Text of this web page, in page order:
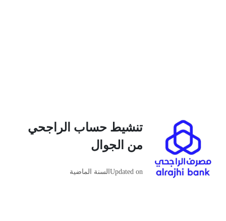
تنشيط حساب الراجحي
من الجوال
Updated on السنة الماضية